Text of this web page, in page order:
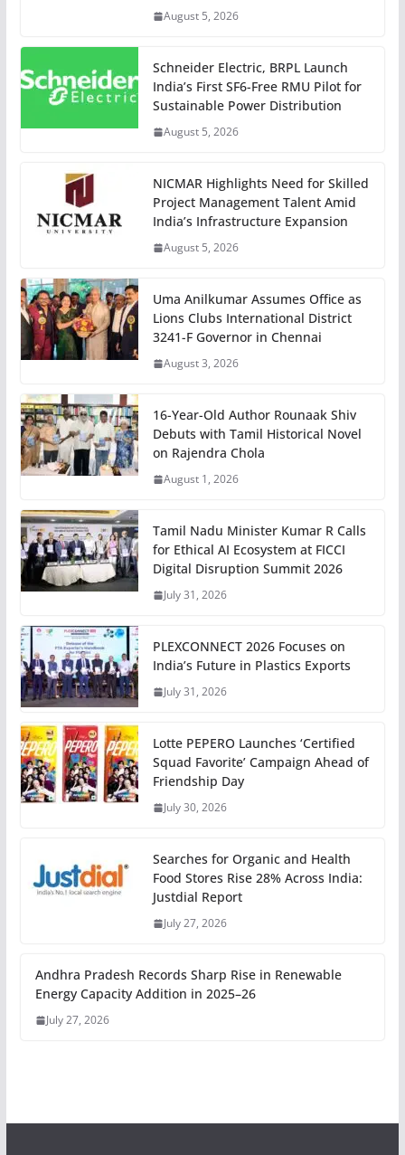
August 5, 2026
Schneider Electric, BRPL Launch
India’s First SF6-Free RMU Pilot for
Sustainable Power Distribution
August 5, 2026
NICMAR Highlights Need for Skilled
Project Management Talent Amid
India’s Infrastructure Expansion
August 5, 2026
Uma Anilkumar Assumes Office as
Lions Clubs International District
3241-F Governor in Chennai
August 3, 2026
16-Year-Old Author Rounaak Shiv
Debuts with Tamil Historical Novel
on Rajendra Chola
August 1, 2026
Tamil Nadu Minister Kumar R Calls
for Ethical AI Ecosystem at FICCI
Digital Disruption Summit 2026
July 31, 2026
PLEXCONNECT 2026 Focuses on
India’s Future in Plastics Exports
July 31, 2026
Lotte PEPERO Launches ‘Certified
Squad Favorite’ Campaign Ahead of
Friendship Day
July 30, 2026
Searches for Organic and Health
Food Stores Rise 28% Across India:
Justdial Report
July 27, 2026
Andhra Pradesh Records Sharp Rise in Renewable
Energy Capacity Addition in 2025–26
July 27, 2026